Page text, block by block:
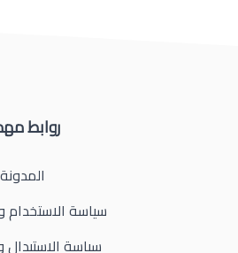
روابط
المدونة
سياسة
سياسة الاستبدال